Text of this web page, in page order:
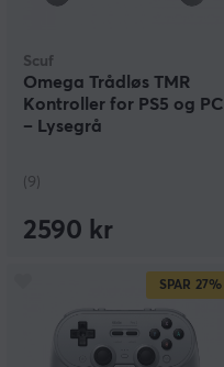
Scuf
Omega Trådløs TMR
Kontroller for PS5 og PC
– Lysegrå
(9)
2590 kr
SPAR 27%